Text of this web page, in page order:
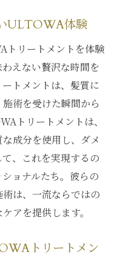
ULTOWA体験
トリートメントを体験
えない贅沢な時間を
トメントは、髪質に
術を受けた瞬間から
トリートメントは、
成分を使用し、ダメ
、これを実現するの
ョナルたち。彼らの
は、一流ならではの
アを提供します。
トリートメン